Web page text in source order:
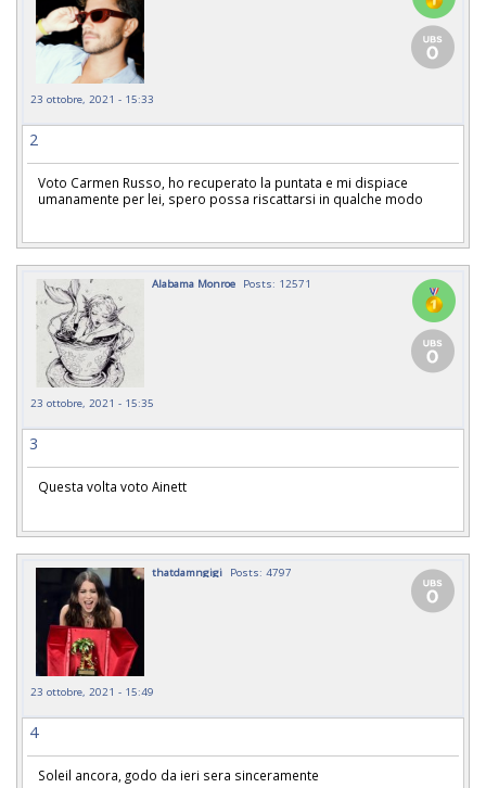
23 ottobre, 2021 - 15:33
2
Voto Carmen Russo, ho recuperato la puntata e mi dispiace
umanamente per lei, spero possa riscattarsi in qualche modo
Alabama Monroe Posts: 12571
23 ottobre, 2021 - 15:35
3
Questa volta voto Ainett
thatdamngigi Posts: 4797
23 ottobre, 2021 - 15:49
4
Soleil ancora, godo da ieri sera sinceramente